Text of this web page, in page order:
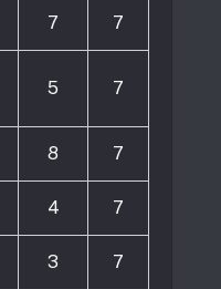
7 7
5 7
8 7
4 7
3 7